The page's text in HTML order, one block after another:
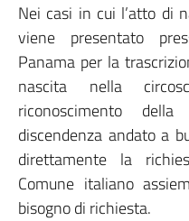
Nei casi in cui l’atto di
viene presentato
Panama per la
nascita nella
riconoscimento
discendenza andato a
direttamente la
Comune italiano
bisogno di richiesta.